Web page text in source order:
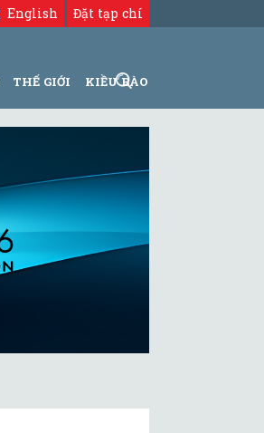
Đặt tạp chí
English
THẾ GIỚI KIỀU BÀO